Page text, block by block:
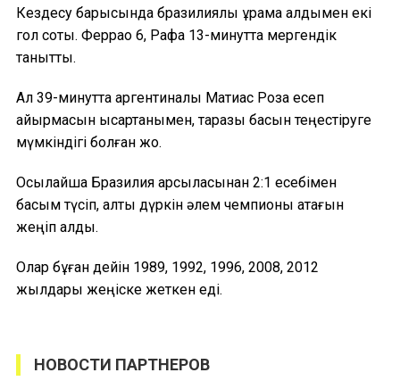
Кездесу барысында бразилиялық құрама алдымен екі
гол соқты. Феррао 6, Рафа 13-минутта мергендік
танытты.
Ал 39-минутта аргентиналық Матиас Роза есеп
айырмасын қысқартқанымен, таразы басын теңестіруге
мүмкіндігі болған жоқ.
Осылайша Бразилия қарсыласынан 2:1 есебімен
басым түсіп, алты дүркін әлем чемпионы атағын
жеңіп алды.
Олар бұған дейін 1989, 1992, 1996, 2008, 2012
жылдары жеңіске жеткен еді.
НОВОСТИ ПАРТНЕРОВ